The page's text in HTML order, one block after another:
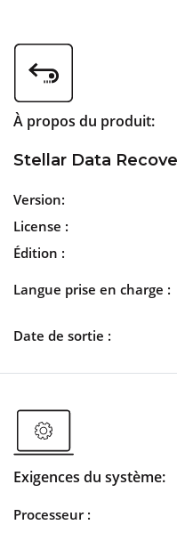
À propos du produit:
Stellar Data
Version:
License :
Édition :
Langue prise en charge :
Date de sortie :
Exigences du système:
Processeur :